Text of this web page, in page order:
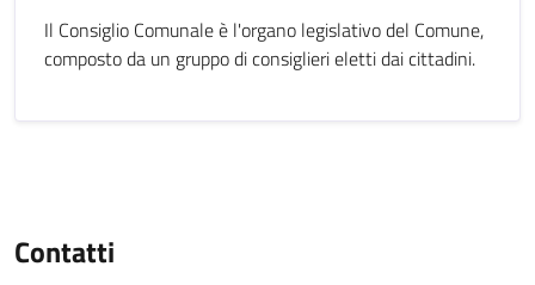
Il Consiglio Comunale è l'organo legislativo del Comune,
composto da un gruppo di consiglieri eletti dai cittadini.
Contatti